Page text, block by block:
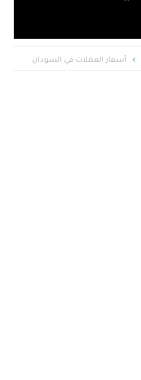
أسعار العملات في السودان